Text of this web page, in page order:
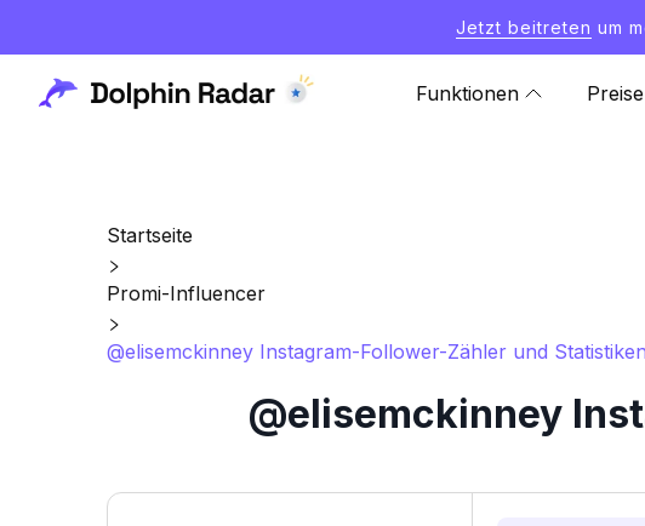
Jetzt beitreten um
Funktionen Preise
Startseite
Promi-Influencer
@elisemckinney Instagram-Follower-Zähler und Statistiken
@elisemckinney